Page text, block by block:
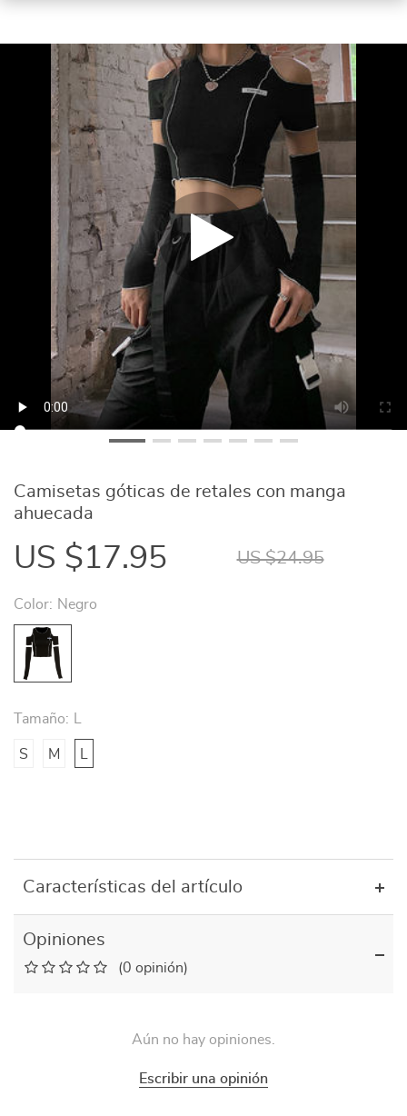
Camisetas góticas de retales con manga
ahuecada
US $17.95 US $24.95
Color: Negro
Tamaño:
S M
Características del artículo
Opiniones
(0 opinión)
Aún no hay opiniones.
Escribir una opinión